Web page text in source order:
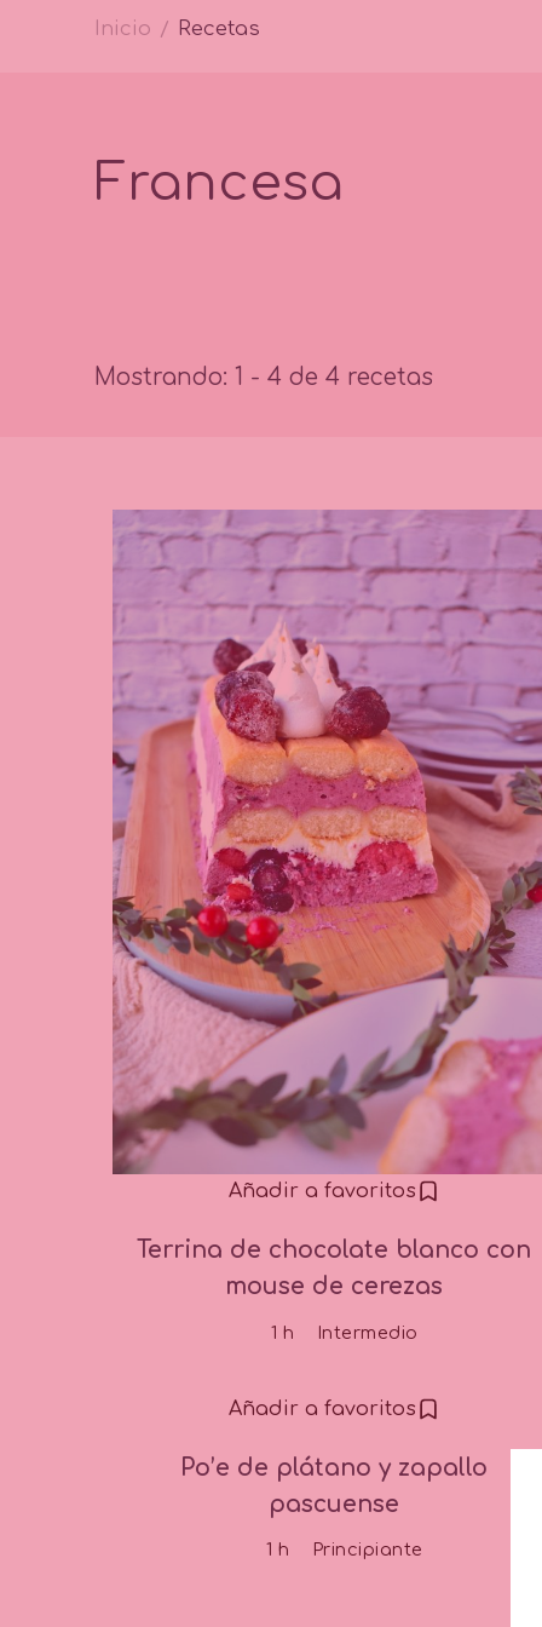
Inicio / Recetas
Francesa
Mostrando: 1 - 4 de 4 recetas
Añadir a favoritos
Terrina de chocolate blanco con
mouse de cerezas
1 h Intermedio
Añadir a favoritos
Po’e de plátano y zapallo
pascuense
1 h Principiante